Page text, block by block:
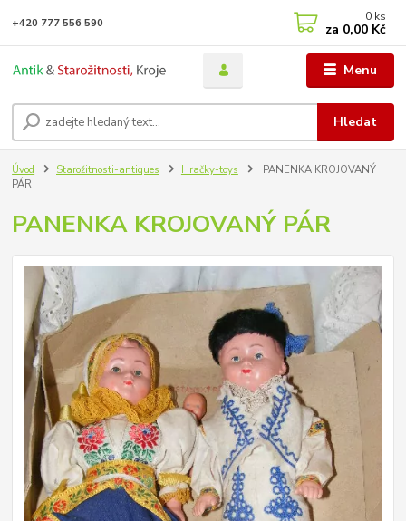
Menu
Hledat
+420 777 556 590 0 ks
za 0,00 Kč
Úvod Starožitnosti-antiques Hračky-toys
PANENKA KROJOVANÝ
PÁR
PANENKA KROJOVANÝ PÁR